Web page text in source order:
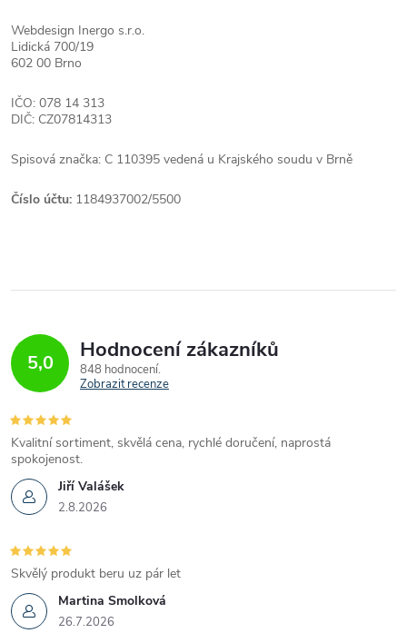
Webdesign Inergo s.r.o.
Lidická 700/19
602 00 Brno
IČO: 078 14 313
DIČ: CZ07814313
Spisová značka: C 110395 vedená u Krajského soudu v Brně
Číslo účtu: 1184937002/5500
5,0 Hodnocení zákazníků
848 hodnocení
Zobrazit recenze
Jiří Valášek
2.8.2026
Kvalitní sortiment, skvělá cena, rychlé doručení, naprostá
spokojenost.
Martina Smolková
26.7.2026
Skvělý produkt beru uz pár let